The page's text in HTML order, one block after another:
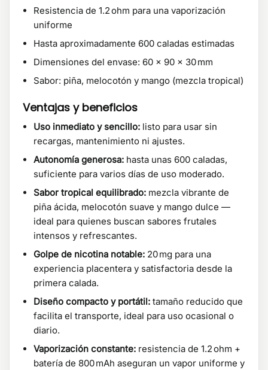
Resistencia de 1.2 ohm para una vaporización
uniforme
Hasta aproximadamente 600 caladas estimadas
Dimensiones del envase: 60 × 90 × 30 mm
Sabor: piña, melocotón y mango (mezcla tropical)
Ventajas y beneficios
Uso inmediato y sencillo: listo para usar sin
recargas, mantenimiento ni ajustes.
Autonomía generosa: hasta unas 600 caladas,
suficiente para varios días de uso moderado.
Sabor tropical equilibrado: mezcla vibrante de
piña ácida, melocotón suave y mango dulce —
ideal para quienes buscan sabores frutales
intensos y refrescantes.
Golpe de nicotina notable: 20 mg para una
experiencia placentera y satisfactoria desde la
primera calada.
Diseño compacto y portátil: tamaño reducido que
facilita el transporte, ideal para uso ocasional o
diario.
Vaporización constante: resistencia de 1.2 ohm +
batería de 800 mAh aseguran un vapor uniforme y